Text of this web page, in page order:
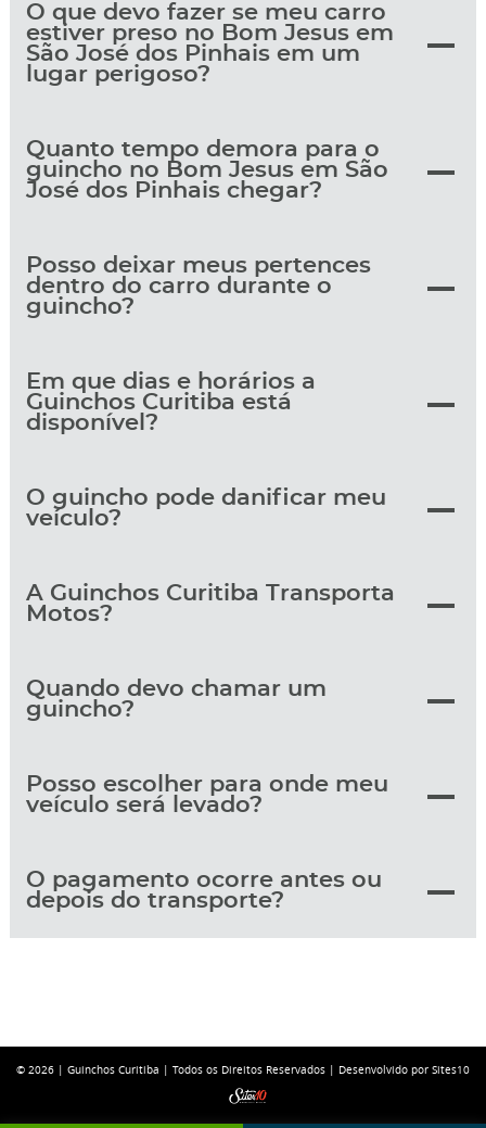
O que devo fazer se meu carro
estiver preso no Bom Jesus em
São José dos Pinhais em um
lugar perigoso?
Quanto tempo demora para o
guincho no Bom Jesus em São
José dos Pinhais chegar?
Posso deixar meus pertences
dentro do carro durante o
guincho?
Em que dias e horários a
Guinchos Curitiba está
disponível?
O guincho pode danificar meu
veículo?
A Guinchos Curitiba Transporta
Motos?
Quando devo chamar um
guincho?
Posso escolher para onde meu
veículo será levado?
O pagamento ocorre antes ou
depois do transporte?
© 2026 | Guinchos Curitiba | Todos os Direitos Reservados | Desenvolvido por Sites10